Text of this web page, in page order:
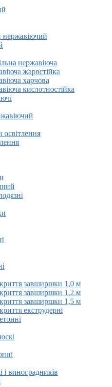
нержавіючий
нержавіюча
жаростійка
харчова
кислотностійка
освітлення
завширшки 1,0 м
завширшки 1,2 м
завширшки 1,5 м
екструдерні
виноградників